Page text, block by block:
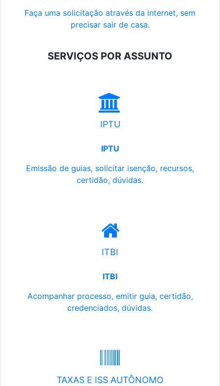
Faça uma solicitação através da internet, sem
precisar sair de casa.
SERVIÇOS POR ASSUNTO
IPTU
IPTU
Emissão de guias, solicitar isenção, recursos,
certidão, dúvidas.
ITBI
ITBI
Acompanhar processo, emitir guia, certidão,
credenciados, dúvidas.
TAXAS E ISS AUTÔNOMO